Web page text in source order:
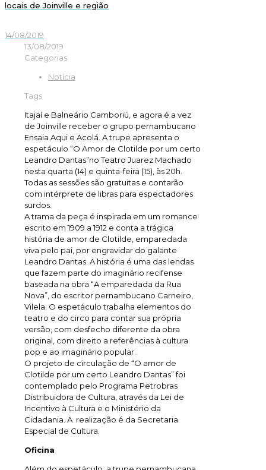
locais de Joinville e região
14/08/2019
13/08/2019
Categorias
Notícia
Tags
Itajaí e Balneário Camboriú, e agora é a vez
de Joinville receber o grupo pernambucano
Ensaia Aqui e Acolá. A trupe apresenta o
espetáculo “O Amor de Clotilde por um certo
Leandro Dantas”no Teatro Juarez Machado
nesta quarta (14) e quinta-feira (15), às 20h.
Todas as sessões são gratuitas e contarão
com intérprete de libras para espectadores
surdos.
A trama da peça é inspirada em um romance
escrito em 1909 a 1912 e conta a trágica
história de amor de Clotilde, emparedada
viva pelo pai, por engravidar do galante
Leandro Dantas. A história é uma das lendas
que fazem parte do imaginário recifense
baseada na obra “A emparedada da Rua
Nova”, do escritor pernambucano Carneiro,
Vilela. O espetáculo trabalha elementos do
teatro e do circo para contar sua própria
versão, com desfecho diferente da obra
original, com direito a referências à cultura
pop e ao imaginário popular.
O projeto de circulação de “O amor de
Clotilde por um certo Leandro Dantas” foi
contemplado pelo Programa Petrobras
Distribuidora de Cultura, através da Lei de
Incentivo à Cultura e o Ministério da
Cidadania. A realização é da Secretaria
Especial de Cultura.
Oficina